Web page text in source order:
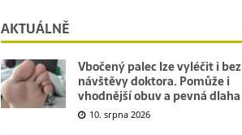
AKTUÁLNĚ
Vbočený palec lze vyléčit i bez
návštěvy doktora. Pomůže i
vhodnější obuv a pevná dlaha
10. srpna 2026